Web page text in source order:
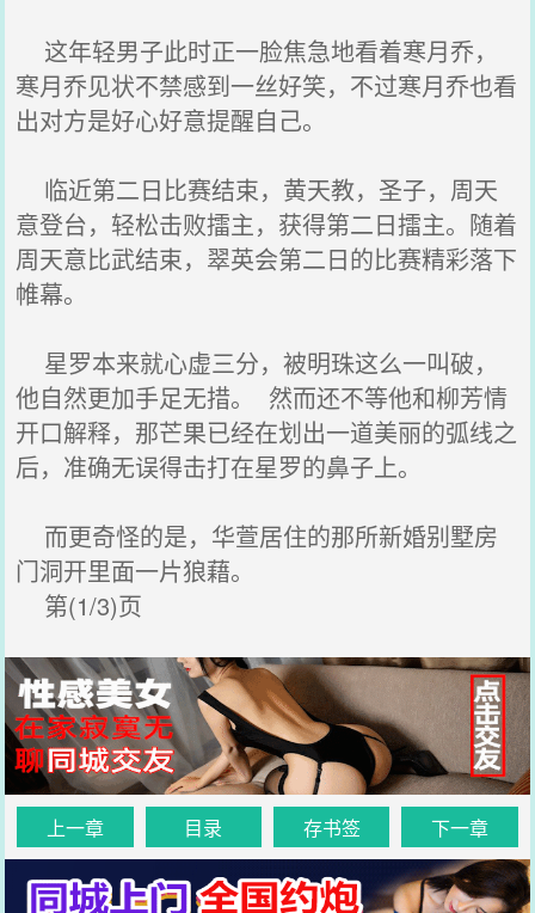
这年轻男子此时正一脸焦急地看着寒月乔，
寒月乔见状不禁感到一丝好笑，不过寒月乔也看
出对方是好心好意提醒自己。
临近第二日比赛结束，黄天教，圣子，周天
意登台，轻松击败擂主，获得第二日擂主。随着
周天意比武结束，翠英会第二日的比赛精彩落下
帷幕。
星罗本来就心虚三分，被明珠这么一叫破，
他自然更加手足无措。 然而还不等他和柳芳情
开口解释，那芒果已经在划出一道美丽的弧线之
后，准确无误得击打在星罗的鼻子上。
而更奇怪的是，华萱居住的那所新婚别墅房
门洞开里面一片狼藉。
第(1/3)页
上一章 目录 存书签 下一章